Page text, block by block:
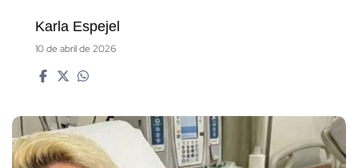
Karla Espejel
10 de abril de 2026